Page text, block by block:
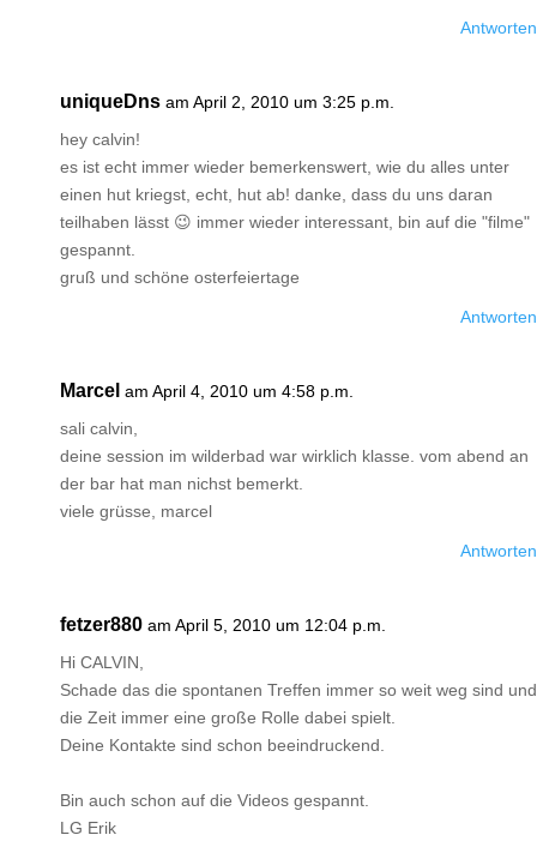
Antworten
uniqueDns am April 2, 2010 um 3:25 p.m.
hey calvin!
es ist echt immer wieder bemerkenswert, wie du alles unter
einen hut kriegst, echt, hut ab! danke, dass du uns daran
teilhaben lässt 😉 immer wieder interessant, bin auf die "filme"
gespannt.
gruß und schöne osterfeiertage
Antworten
Marcel am April 4, 2010 um 4:58 p.m.
sali calvin,
deine session im wilderbad war wirklich klasse. vom abend an
der bar hat man nichst bemerkt.
viele grüsse, marcel
Antworten
fetzer880 am April 5, 2010 um 12:04 p.m.
Hi CALVIN,
Schade das die spontanen Treffen immer so weit weg sind und
die Zeit immer eine große Rolle dabei spielt.
Deine Kontakte sind schon beeindruckend.
Bin auch schon auf die Videos gespannt.
LG Erik